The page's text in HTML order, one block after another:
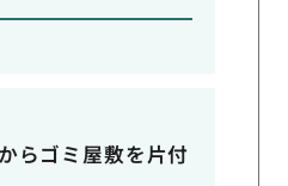
らゴミ屋敷を片付